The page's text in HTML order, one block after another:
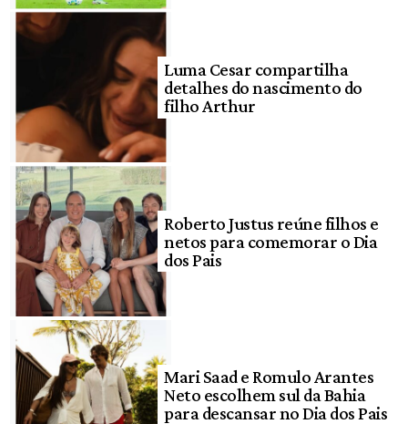
Luma Cesar compartilha
detalhes do nascimento do
filho Arthur
Roberto Justus reúne filhos e
netos para comemorar o Dia
dos Pais
Mari Saad e Romulo Arantes
Neto escolhem sul da Bahia
para descansar no Dia dos Pais